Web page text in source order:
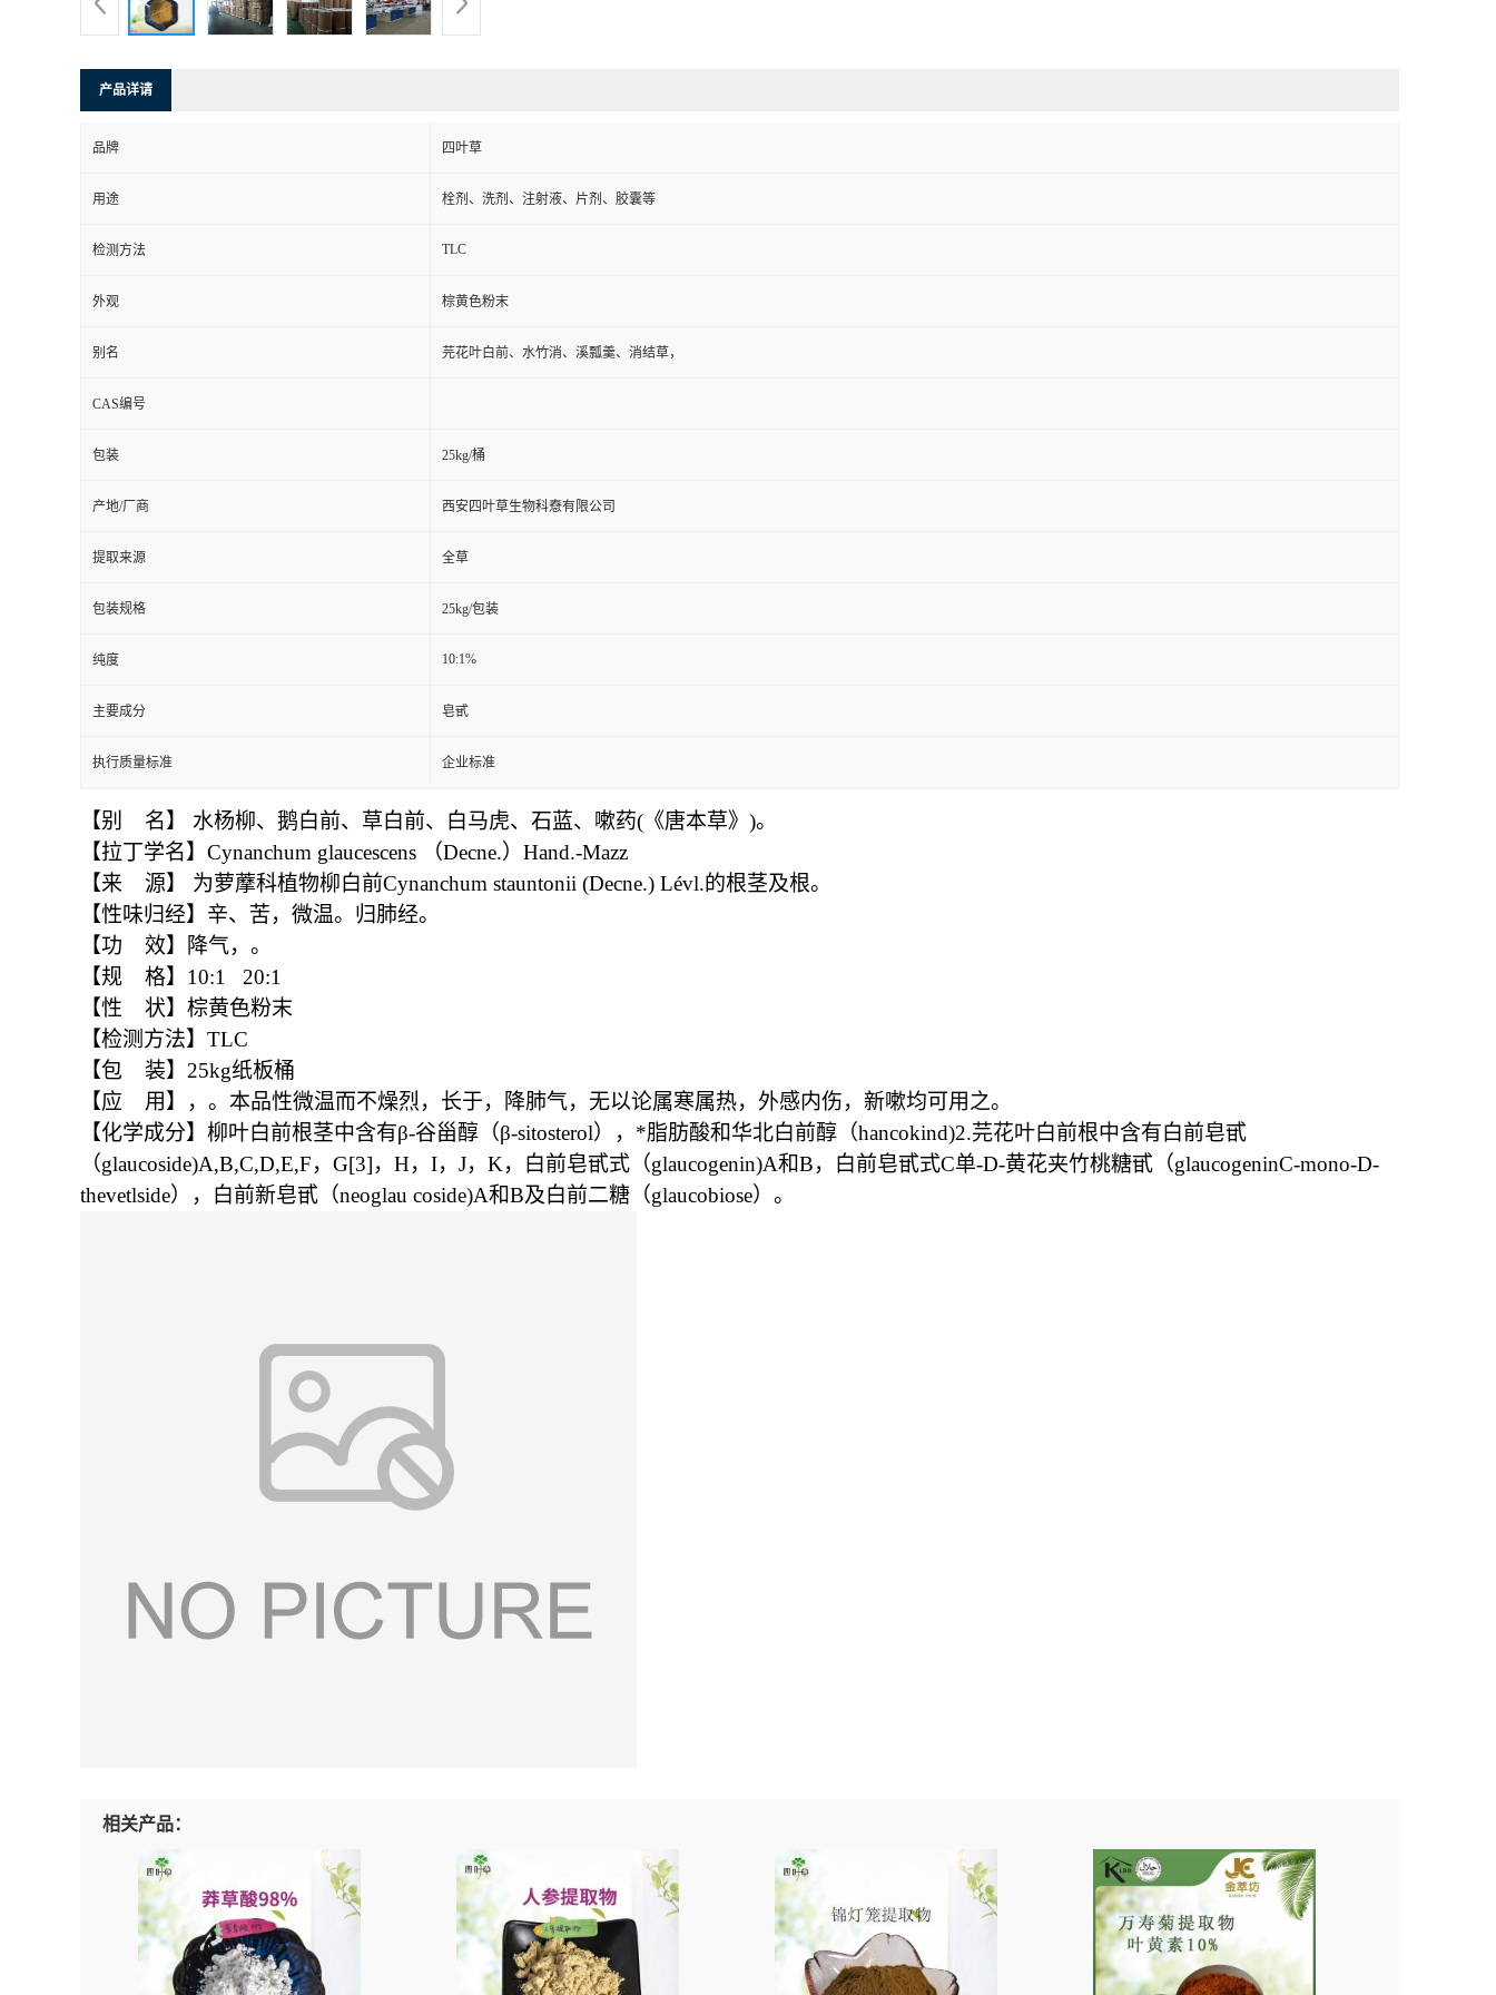
产品详请
品牌 四叶草
用途 栓剂、洗剂、注射液、片剂、胶囊等
检测方法 TLC
外观 棕黄色粉末
别名 芫花叶白前、水竹消、溪瓢羹、消结草，
CAS编号
包装 25kg/桶
产地/厂商 西安四叶草生物科憃有限公司
提取来源 全草
包装规格 25kg/包装
纯度 10:1%
主要成分 皂甙
执行质量标准 企业标准
【别 名】 水杨柳、鹅白前、草白前、白马虎、石蓝、嗽药(《唐本草》)。
【拉丁学名】Cynanchum glaucescens （Decne.）Hand.-Mazz
【来 源】 为萝藦科植物柳白前Cynanchum stauntonii (Decne.) Lévl.的根茎及根。
【性味归经】辛、苦，微温。归肺经。
【功 效】降气，。
【规 格】10:1 20:1
【性 状】棕黄色粉末
【检测方法】TLC
【包 装】25kg纸板桶
【应 用】，。本品性微温而不燥烈，长于，降肺气，无以论属寒属热，外感内伤，新嗽均可用之。
【化学成分】柳叶白前根茎中含有β-谷甾醇（β-sitosterol），*脂肪酸和华北白前醇（hancokind)2.芫花叶白前根中含有白前皂甙
（glaucoside)A,B,C,D,E,F，G[3]，H，I，J，K，白前皂甙式（glaucogenin)A和B，白前皂甙式C单-D-黄花夹竹桃糖甙（glaucogeninC-mono-D-
thevetlside），白前新皂甙（neoglau coside)A和B及白前二糖（glaucobiose）。
相关产品：